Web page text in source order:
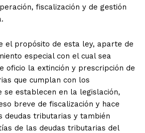
fiscalización y de gestión
el propósito de esta ley, aparte de
especial con el cual sea
oficio la extinción y prescripción de
que cumplan con los
se establecen en la legislación,
breve de fiscalización y hace
deudas tributarias y también
de las deudas tributarias del